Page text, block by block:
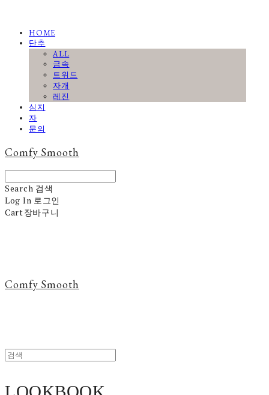
HOME
단추
ALL
금속
트위드
자개
레진
심지
자
문의
Comfy Smooth
Search 검색
Log In 로그인
Cart장바구니
Comfy Smooth